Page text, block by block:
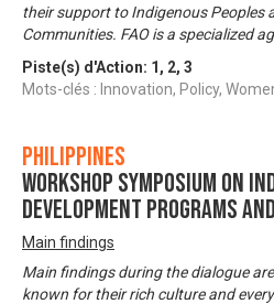
their support to Indigenous Peoples
Communities. FAO is a specialized
Piste(s) d'Action: 1 , 2, 3
Mots-clés : Innovation, Policy,
Philippines
Workshop Symposium on
Development Programs
Main findings
Main findings during the dialogue
known for their rich culture and